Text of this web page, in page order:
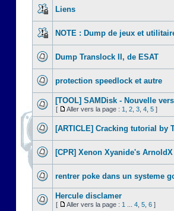
Liens
NOTE : Dump de jeux et
Dump Translock II, de ESAT
protection speedlock et autre
[TOOL] SAMDisk - Nouvelle
[ Aller vers la page : 1 2 3 4 5 ]
[ARTICLE] Cracking tutorial by
[CPR] Xenon Xyanide's
rentrer poke dans un systeme
Hercule disclamer
[ Aller vers la page : 1 4 5 6 ]